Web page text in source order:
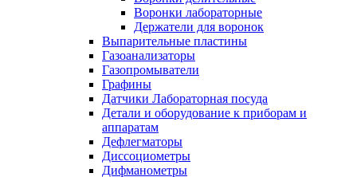
Воронки лабораторные
Держатели для воронок
Выпарительные пластины
Газоанализаторы
Газопромыватели
Графины
Датчики Лабораторная посуда
Детали и оборудование к приборам и
аппаратам
Дефлегматоры
Диссоциометры
Дифманометры